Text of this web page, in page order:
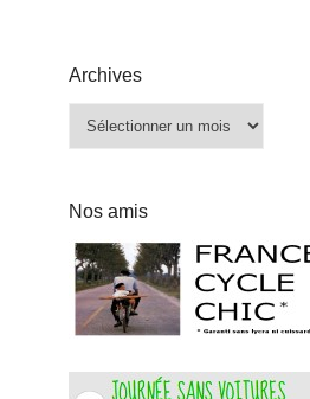
Archives
Archives
Nos amis